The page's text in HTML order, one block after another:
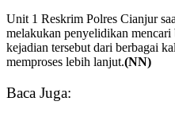
Unit 1 Reskrim Polres Cianjur
melakukan penyelidikan
kejadian tersebut dari berbagai
memproses lebih lanjut.(NN)
Baca Juga: